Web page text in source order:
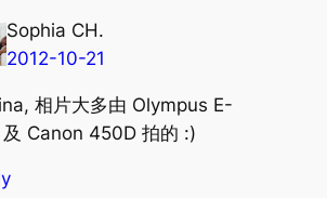
Sophia CH.
2012-10-21
相片大多由 Olympus E-
Canon 450D 拍的 :)